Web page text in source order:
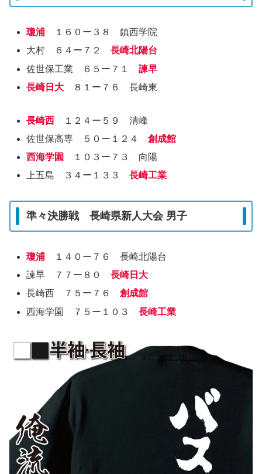
瓊浦 １６０ー３８ 鎮西学院
大村 ６４ー７２長崎北陽台
佐世保工業 ６５ー７１諫早
長崎日大 ８１ー７６ 長崎東
長崎西 １２４ー５９ 清峰
佐世保高専 ５０ー１２４創成館
西海学園
１０３ー７３ 向陽
上五島 ３４ー１３３長崎工業
準々決勝戦 長崎県新人大会 男子
瓊浦 １４０ー７６ 長崎北陽台
諫早 ７７ー８０長崎日大
長崎西 ７５ー７６創成館
西海学園 ７５ー１０３長崎工業